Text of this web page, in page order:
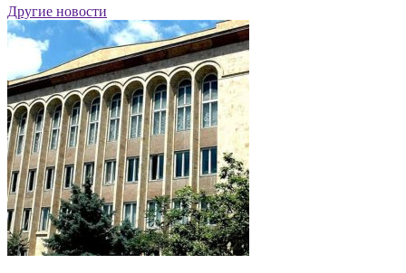
Другие новости